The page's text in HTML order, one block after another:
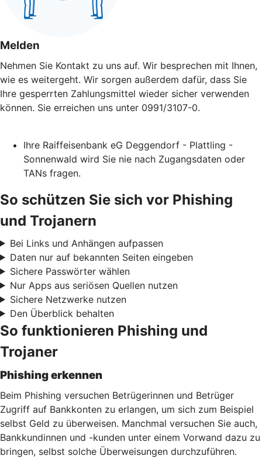
Melden
Nehmen Sie Kontakt zu uns auf. Wir besprechen mit Ihnen,
wie es weitergeht. Wir sorgen außerdem dafür, dass Sie
Ihre gesperrten Zahlungsmittel wieder sicher verwenden
können. Sie erreichen uns unter 0991/3107-0.
Ihre Raiffeisenbank eG Deggendorf - Plattling -
Sonnenwald wird Sie nie nach Zugangsdaten oder
TANs fragen.
So schützen Sie sich vor Phishing
und Trojanern
Bei Links und Anhängen aufpassen
Daten nur auf bekannten Seiten eingeben
Sichere Passwörter wählen
Nur Apps aus seriösen Quellen nutzen
Sichere Netzwerke nutzen
Den Überblick behalten
So funktionieren Phishing und
Trojaner
Phishing erkennen
Beim Phishing versuchen Betrügerinnen und Betrüger
Zugriff auf Bankkonten zu erlangen, um sich zum Beispiel
selbst Geld zu überweisen. Manchmal versuchen Sie auch,
Bankkundinnen und -kunden unter einem Vorwand dazu zu
bringen, selbst solche Überweisungen durchzuführen.